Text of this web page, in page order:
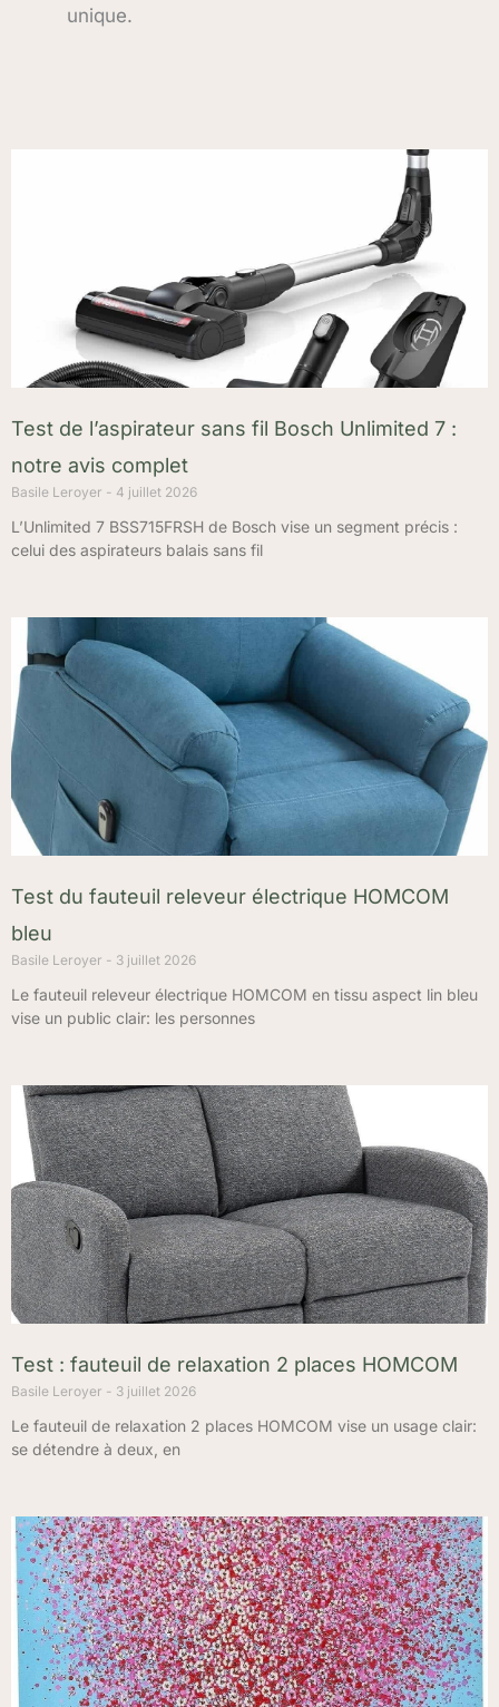
unique.
Test de l’aspirateur sans fil Bosch Unlimited 7 :
notre avis complet
Basile Leroyer 4 juillet 2026
L’Unlimited 7 BSS715FRSH de Bosch vise un segment précis :
celui des aspirateurs balais sans fil
Test du fauteuil releveur électrique HOMCOM
bleu
Basile Leroyer 3 juillet 2026
Le fauteuil releveur électrique HOMCOM en tissu aspect lin bleu
vise un public clair: les personnes
Test : fauteuil de relaxation 2 places HOMCOM
Basile Leroyer 3 juillet 2026
Le fauteuil de relaxation 2 places HOMCOM vise un usage clair:
se détendre à deux, en